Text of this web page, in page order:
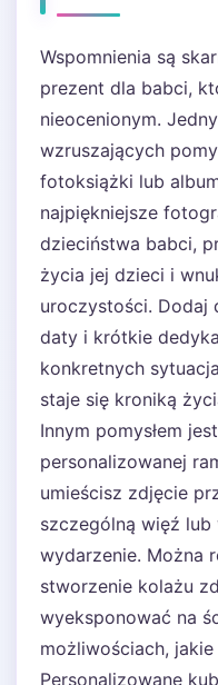
Wspomnienia są
prezent dla babci,
nieocenionym.
wzruszających
fotoksiążki lub
najpiękniejsze
dzieciństwa babci,
życia jej dzieci i
uroczystości. Dodaj
daty i krótkie
konkretnych
staje się kroniką
Innym pomysłem
personalizowanej
umieścisz zdjęcie
szczególną więź lub
wydarzenie. Można
stworzenie kolażu
wyeksponować na
możliwościach,
Personalizowane